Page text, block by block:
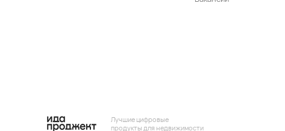
Лучшие цифровые
продукты для недвижимости